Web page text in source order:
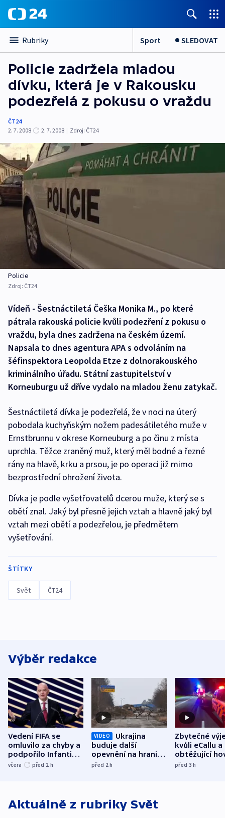
Rubriky Sport SLEDOVAT
Policie zadržela mladou
dívku, která je v Rakousku
podezřelá z pokusu o vraždu
ČT24
2. 7. 2008
2. 7. 2008 | Zdroj: ČT24
Policie
Zdroj: ČT24
Vídeň - Šestnáctiletá Češka Monika M., po které
pátrala rakouská policie kvůli podezření z pokusu o
vraždu, byla dnes zadržena na českém území.
Napsala to dnes agentura APA s odvoláním na
šéfinspektora Leopolda Etze z dolnorakouského
kriminálního úřadu. Státní zastupitelství v
Korneuburgu už dříve vydalo na mladou ženu zatykač.
Šestnáctiletá dívka je podezřelá, že v noci na úterý
pobodala kuchyňským nožem padesátiletého muže v
Ernstbrunnu v okrese Korneuburg a po činu z místa
uprchla. Těžce zraněný muž, který měl bodné a řezné
rány na hlavě, krku a prsou, je po operaci již mimo
bezprostřední ohrožení života.
Dívka je podle vyšetřovatelů dcerou muže, který se s
obětí znal. Jaký byl přesně jejich vztah a hlavně jaký byl
vztah mezi obětí a podezřelou, je předmětem
vyšetřování.
ŠTÍTKY
Svět ČT24
Výběr redakce
Vedení FIFA se
omluvilo za chyby a
podpořilo Infantina.
UEFA trvá na
včera před 2 h
VIDEO
Ukrajina
buduje další
opevnění na hranici
s Běloruskem
před 2h
Zbytečné
kvůli eCallu a
obtěžující
zdržují
před 3h
Aktuálně z rubriky Svět